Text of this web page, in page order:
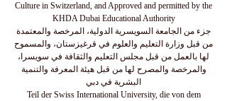
Culture in Switzerland, and Approved and permitted by the
KHDA Dubai Educational Authority
جزء من الجامعة السويسرية الدولية، المرخصة والمعتمدة
من قبل وزارة التعليم والعلوم في قرغيزستان، والمسموح
لها بالعمل من قبل مجلس التعليم والثقافة في سويسرا،
والمرخصة والمصرح لها من قبل هيئة المعرفة والتنمية
البشرية في دبي
Teil der Swiss International University, die von dem